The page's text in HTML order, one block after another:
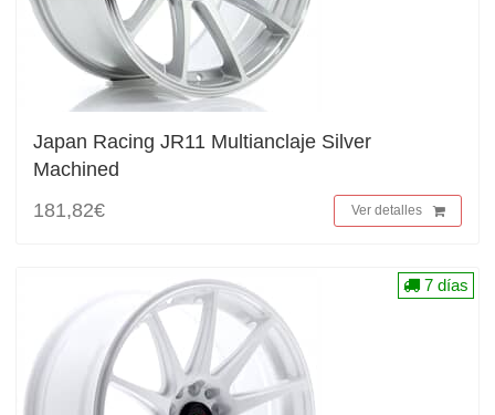
Japan Racing JR11 Multianclaje Silver
Machined
181,82€
Ver detalles
7 días